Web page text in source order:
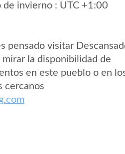
de invierno : UTC +1:00
pensado visitar
mirar la disponibilidad de
en este pueblo o en
cercanos